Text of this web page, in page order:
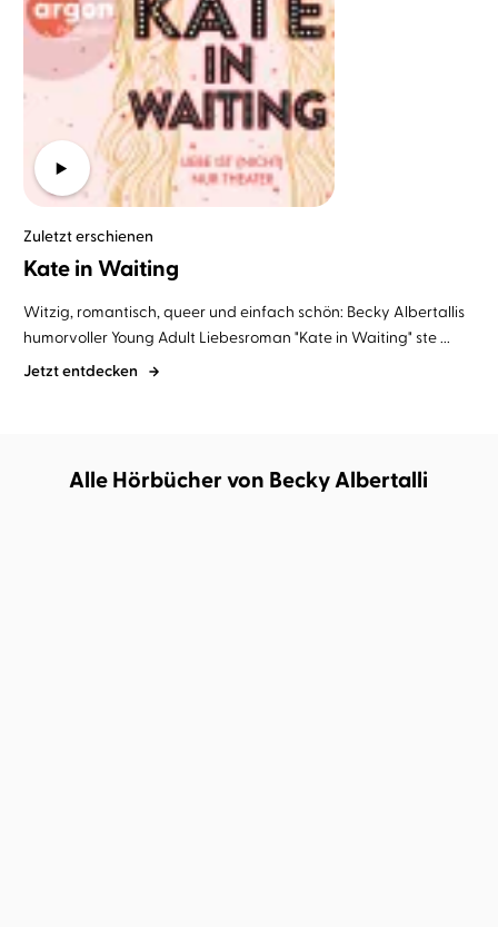
Zuletzt erschienen
Kate in Waiting
Witzig, romantisch, queer und einfach schön: Becky Albertallis
humorvoller Young Adult Liebesroman "Kate in Waiting" ste ...
Jetzt entdecken
Alle Hörbücher von Becky Albertalli